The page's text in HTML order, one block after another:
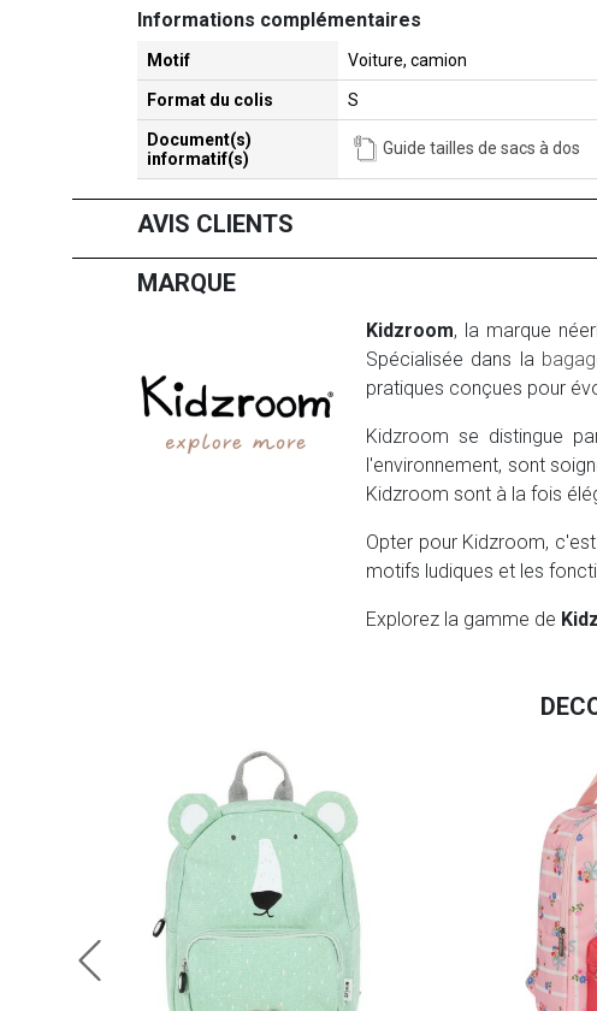
Informations complémentaires
Motif Voiture, camion
Format du colis S
Document(s)
informatif(s)
Guide tailles de sacs à dos
AVIS CLIENTS
MARQUE
Kidzroom, la marque
Spécialisée dans la
pratiques conçues pour
Kidzroom se distingue
l'environnement, sont
Kidzroom sont à la fois
Opter pour Kidzroom,
motifs ludiques et les
Explorez la gamme de